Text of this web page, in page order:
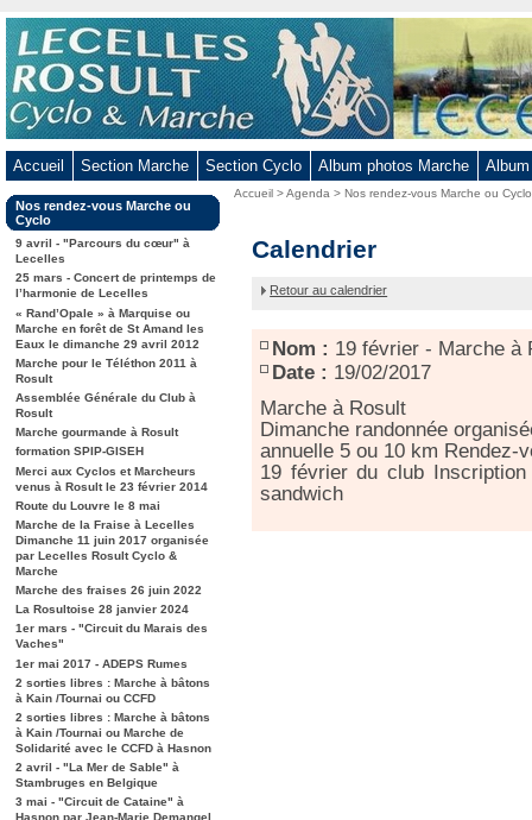
Aller
au
contenu
-
Aller
menu
principal
-
Aller
la
recherche
Accueil Section Marche Section Cyclo Album photos Marche
Dans
la
rubrique
:
Nos rendez-vous Marche ou
Cyclo
9 avril - "Parcours du cœur" à
Lecelles
25 mars - Concert de printemps de
l’harmonie de Lecelles
« Rand’Opale » à Marquise ou
Marche en forêt de St Amand les
Eaux le dimanche 29 avril 2012
Marche pour le Téléthon 2011 à
Rosult
Assemblée Générale du Club à
Rosult
Marche gourmande à Rosult
formation SPIP-GISEH
Merci aux Cyclos et Marcheurs
venus à Rosult le 23 février 2014
Route du Louvre le 8 mai
Marche de la Fraise à Lecelles
Dimanche 11 juin 2017 organisée
par Lecelles Rosult Cyclo &
Marche
Marche des fraises 26 juin 2022
La Rosultoise 28 janvier 2024
1er mars - "Circuit du Marais des
Vaches"
1er mai 2017 - ADEPS Rumes
2 sorties libres : Marche à bâtons
à Kain /Tournai ou CCFD
2 sorties libres : Marche à bâtons
à Kain /Tournai ou Marche de
Solidarité avec le CCFD à Hasnon
2 avril - "La Mer de Sable" à
Stambruges en Belgique
3 mai - "Circuit de Cataine" à
Vous
Accueil >Agenda>Nos rendez-vous Marche ou Cyclo
19
février
Marche
Rosult
Calendrier
Retour au calendrier
Nom : 19 février - Marche à
Date : 19/02/2017
Marche à Rosult
Dimanche randonnée
annuelle 5 ou 10 km Rendez-
19 février du club
sandwich